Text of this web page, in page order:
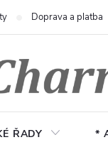
Doprava a platba
ŘADY *